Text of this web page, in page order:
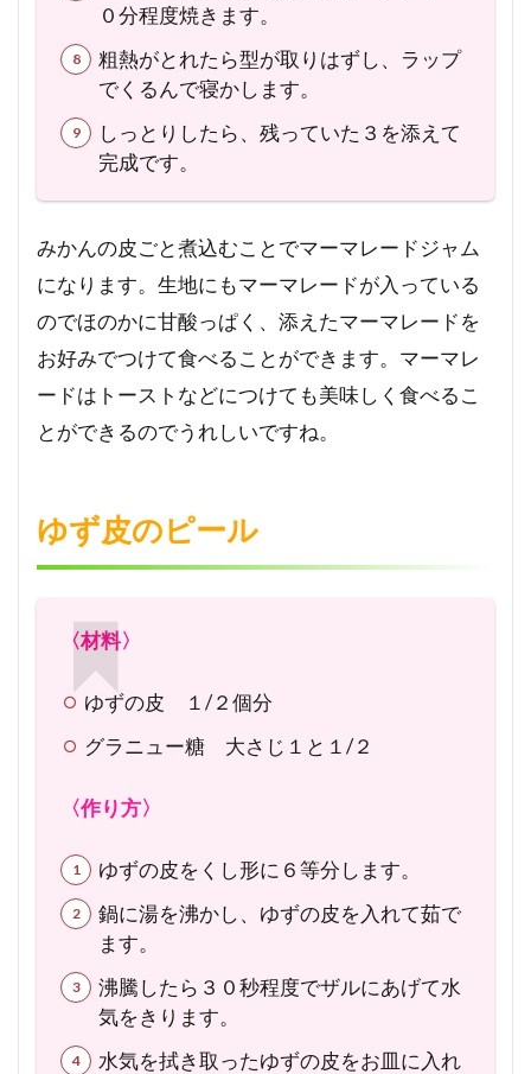
０分程度焼きます。
粗熱がとれたら型が取りはずし、ラップ
でくるんで寝かします。
しっとりしたら、残っていた３を添えて
完成です。
みかんの皮ごと煮込むことでマーマレードジャム
になります。生地にもマーマレードが入っている
のでほのかに甘酸っぱく、添えたマーマレードを
お好みでつけて食べることができます。マーマレ
ードはトーストなどにつけても美味しく食べるこ
とができるのでうれしいですね。
ゆず皮のピール
〈材料〉
ゆずの皮 １/２個分
グラニュー糖 大さじ１と１/２
〈作り方〉
ゆずの皮をくし形に６等分します。
鍋に湯を沸かし、ゆずの皮を入れて茹で
ます。
沸騰したら３０秒程度でザルにあげて水
気をきります。
水気を拭き取ったゆずの皮をお皿に入れ